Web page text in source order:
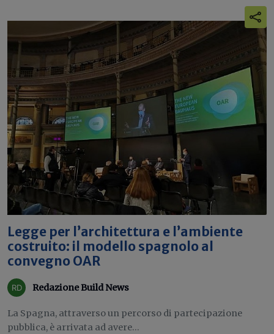
Legge per l’architettura e l’ambiente
costruito: il modello spagnolo al
convegno OAR
Redazione Build News
La Spagna, attraverso un percorso di partecipazione
pubblica, è arrivata ad avere...